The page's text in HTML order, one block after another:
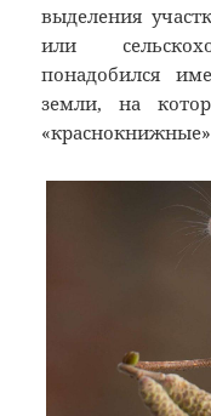
выделения
или
понадобился
земли, на